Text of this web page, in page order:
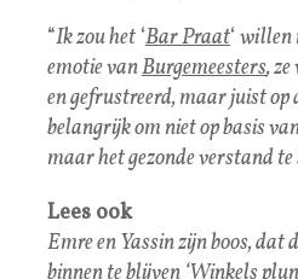
“Ik zou het ‘Bar Praat‘willen
emotie vanBurgemeesters,
en gefrustreerd, maar juist op
belangrijk om niet op basis
maar het gezonde verstand
Lees ook
Emre en Yassin zijn boos, dat